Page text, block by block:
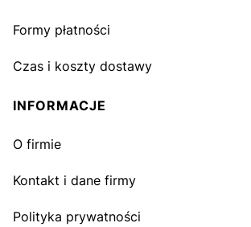
Formy płatności
Czas i koszty dostawy
INFORMACJE
O firmie
Kontakt i dane firmy
Polityka prywatności